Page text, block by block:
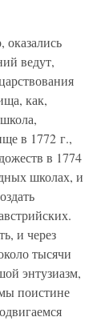
оказались
ведут,
как,
в 1772 г.,
в 1774
школах, и
и через
тысячи
энтузиазм,
поистине